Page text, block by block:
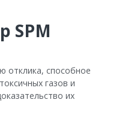
SPM
отклика, способное
газов и
их